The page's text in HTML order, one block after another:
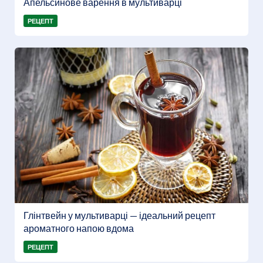
РЕЦЕПТ
Глінтвейн у мультиварці — ідеальний рецепт
ароматного напою вдома
РЕЦЕПТ